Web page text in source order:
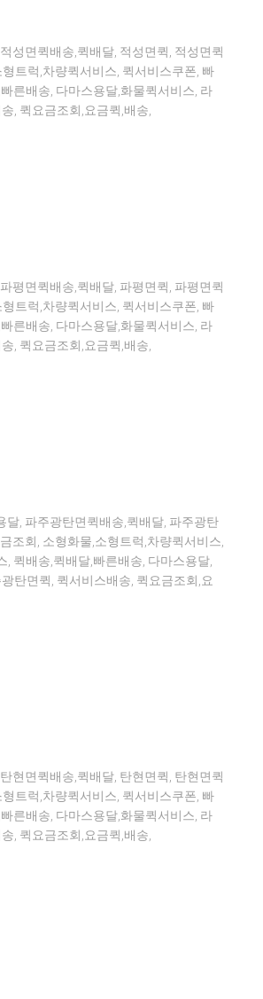
성면퀵배송,퀵배달, 적성면퀵, 적성면퀵
트럭,차량퀵서비스, 퀵서비스쿠폰, 빠
른배송, 다마스용달,화물퀵서비스, 라
, 퀵요금조회,요금퀵,배송,
평면퀵배송,퀵배달, 파평면퀵, 파평면퀵
트럭,차량퀵서비스, 퀵서비스쿠폰, 빠
른배송, 다마스용달,화물퀵서비스, 라
, 퀵요금조회,요금퀵,배송,
, 파주광탄면퀵배송,퀵배달, 파주광탄
조회, 소형화물,소형트럭,차량퀵서비스,
퀵배송,퀵배달,빠른배송, 다마스용달,
탄면퀵, 퀵서비스배송, 퀵요금조회,요
현면퀵배송,퀵배달, 탄현면퀵, 탄현면퀵
트럭,차량퀵서비스, 퀵서비스쿠폰, 빠
른배송, 다마스용달,화물퀵서비스, 라
, 퀵요금조회,요금퀵,배송,